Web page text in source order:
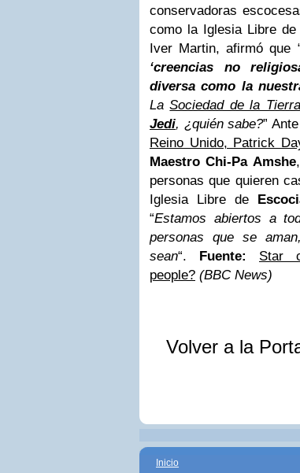
conservadoras
como la Iglesia Libre
Iver Martin, afirmó que
‘creencias no
diversa como la
LaSociedad de la
Jedi, ¿quién sabe?”
Reino Unido, Patrick
Maestro Chi-Pa Amshe
personas que quieren
Iglesia Libre de
“Estamos abiertos a
personas que se
sean“. Fuente:
Star
people? (BBC News)
Volver a la
Inicio